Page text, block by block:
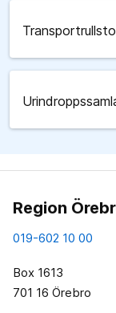
Region
019-602 10 00
Box 1613
701 16 Örebro